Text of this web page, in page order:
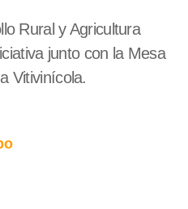
Rural y Agricultura
junto con la Mesa
Vitivinícola.